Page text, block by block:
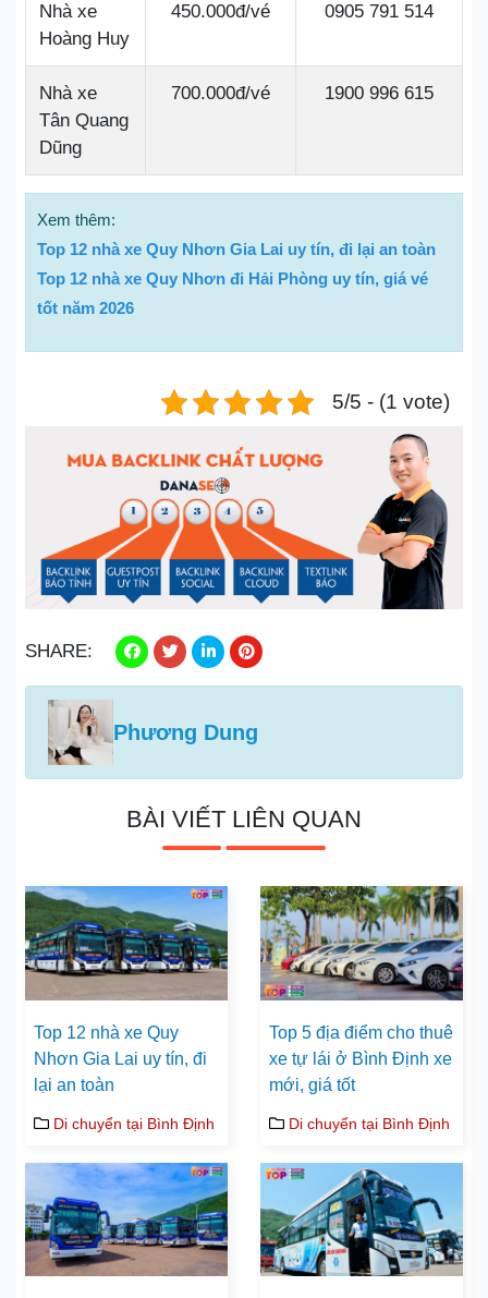
Nhà xe
Hoàng Huy
450.000đ/vé 0905 791 514
Nhà xe
Tân Quang
Dũng
700.000đ/vé 1900 996 615
Xem thêm:
Top 12 nhà xe Quy Nhơn Gia Lai uy tín, đi lại an toàn
Top 12 nhà xe Quy Nhơn đi Hải Phòng uy tín, giá vé
tốt năm 2026
5/5 - (1 vote)
SHARE:
Phương Dung
BÀI VIẾT LIÊN QUAN
Top 12 nhà xe Quy
Nhơn Gia Lai uy tín, đi
lại an toàn
Di chuyển tại Bình Định
Top 5 địa điểm cho thuê
xe tự lái ở Bình Định xe
mới, giá tốt
Di chuyển tại Bình Định